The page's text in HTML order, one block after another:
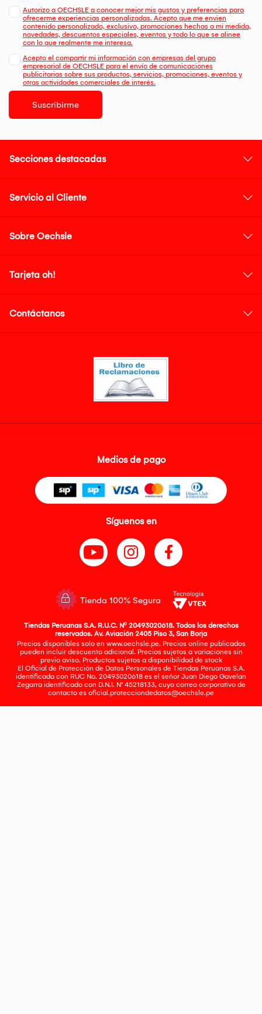
Autorizo a OECHSLE a conocer mejor mis gustos y preferencias para
ofrecerme experiencias personalizadas. Acepto que me envien
contenido personalizado, exclusivo, promociones hechas a mi medida,
novedades, descuentos especiales, eventos y todo lo que se alinee
con lo que realmente me interesa.
Acepto el compartir mi información con empresas del grupo
empresarial de OECHSLE para el envío de comunicaciones
publicitarias sobre sus productos, servicios, promociones, eventos y
otras actividades comerciales de interés.
Suscribirme
Secciones destacadas
Servicio al Cliente
Sobre Oechsle
Tarjeta oh!
Contáctanos
Medios de pago
Síguenos en
Tienda 100% Segura
Tiendas Peruanas S.A. R.U.C. Nº 20493020618. Todos los derechos
reservados. Av. Aviación 2405 Piso 3, San Borja
Precios disponibles solo en www.oechsle.pe. Precios online publicados
pueden incluir descuento adicional. Precios sujetos a variaciones sin
previo aviso. Productos sujetos a disponibilidad de stock
El Oficial de Protección de Datos Personales de Tiendas Peruanas S.A.
identificada con RUC No. 20493020618 es el señor Juan Diego Gavelan
Zegarra identificado con D.N.I. N° 45218133, cuyo correo corporativo de
contacto es oficial.protecciondedatos@oechsle.pe